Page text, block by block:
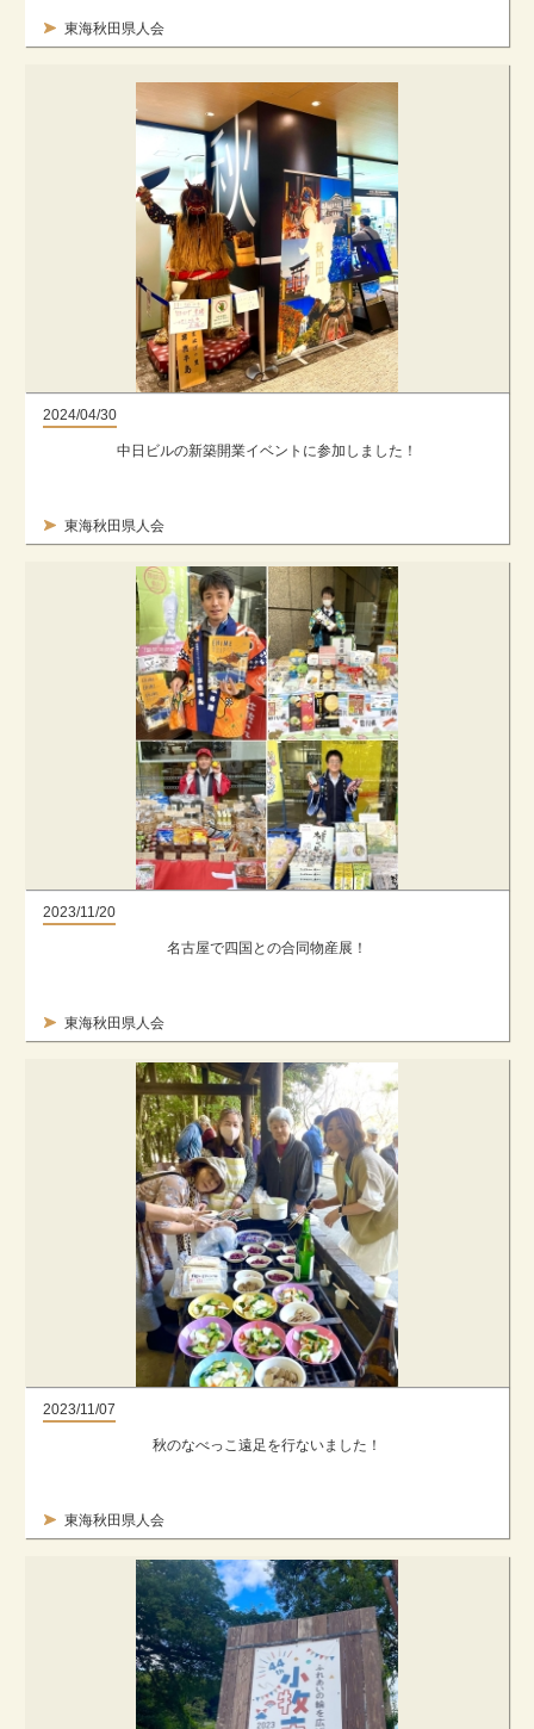
東海秋田県人会
2024/04/30
東海秋田県人会
中日ビルの新築開業イベントに参加しました！
2023/11/20
東海秋田県人会
名古屋で四国との合同物産展！
2023/11/07
東海秋田県人会
秋のなべっこ遠足を行ないました！